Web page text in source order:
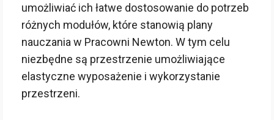
umożliwiać ich łatwe dostosowanie do potrzeb
różnych modułów, które stanowią plany
nauczania w Pracowni Newton. W tym celu
niezbędne są przestrzenie umożliwiające
elastyczne wyposażenie i wykorzystanie
przestrzeni.